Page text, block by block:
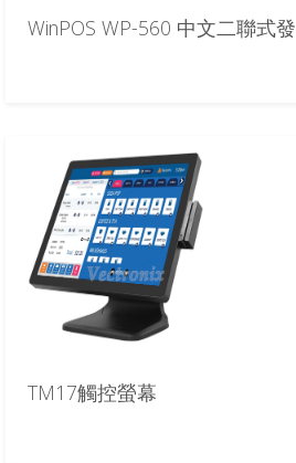
WinPOS WP-560 中文二聯式發
TM17觸控螢幕